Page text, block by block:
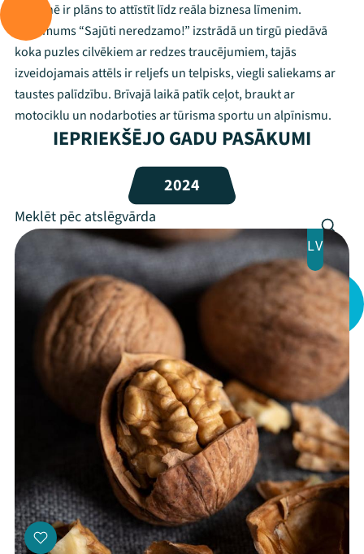
Festivāls
Programma
Arhīvs
Viņi bija LAMPĀ 2026
Jaunumi
Veikals
Kontakti
ThreadsFacebookYoutube
X Instagram
Flick TikTok
nākotnē ir plāns to attīstīt līdz reāla biznesa līmenim.
Uzņēmums “Sajūti neredzamo!” izstrādā un tirgū piedāvā
koka puzles cilvēkiem ar redzes traucējumiem, tajās
izveidojamais attēls ir reljefs un telpisks, viegli saliekams ar
taustes palīdzību. Brīvajā laikā patīk ceļot, braukt ar
motociklu un nodarboties ar tūrisma sportu un alpīnismu.
IEPRIEKŠĒJO GADU PASĀKUMI
2024
LV